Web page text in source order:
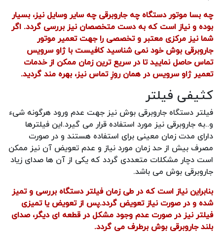
چه بسا موتور دستگاه چه جاروبرقی چه سایر وسایل نیز، بسیار
بوده و نیاز است که به دست متخصصان نیز بررسی گردد. اگر
شما نیز مرکزی معتبر و تخصصی را جهت تعمیر موتور
جاروبرقی بوش خود نمی شناسید کافیست با ژاو سرویس
تماس حاصل نمایید تا در سریع ترین زمان ممکن از خدمات
تعمیر ژاو سرویس در همان روزِ تماس نیز، بهره مند گردید.
کثیفی فیلتر
فیلتر دستگاه جاروبرقی بوش نیز جهت عدم ورود هرگونه شیء
و..به جاروبرقی نیز مورد استفاده قرار می گیرد.این فیلترها
دارای مدت زمان معینی برای استفاده هستند و در صورت
مصرف بیش از حد زمان مورد نیاز و عدم تعویض آن نیز ممکن
است دچار مشکلات متعددی گردد که یکی از آن ها صدای زیاد
جاروبرقی بوش می باشد.
بنابراین نیاز است که در طی زمان فیلتر دستگاه بررسی و تمیز
شده و در صورت نیاز تعویض گردد.پس از تعویض یا تمیزی
فیلتر نیز در صورت عدم وجود مشکل در قطعه ای دیگر، صدای
بلند جاروبرقی بوش برطرف می گردد.